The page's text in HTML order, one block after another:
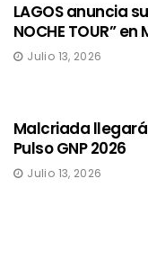
LAGOS anuncia
NOCHE TOUR” en
Julio 13, 2026
Malcriada
Pulso GNP 2026
Julio 13, 2026